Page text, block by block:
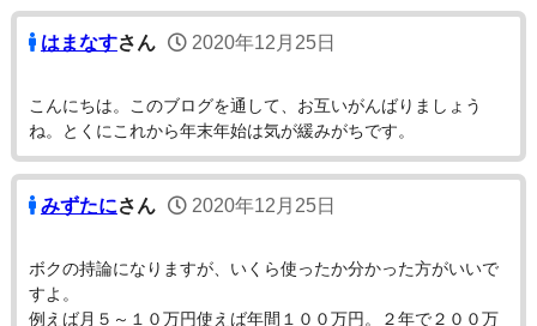
はまなすさん 2020年12月25日
こんにちは。このブログを通して、お互いがんばりましょう
ね。とくにこれから年末年始は気が緩みがちです。
みずたにさん 2020年12月25日
ボクの持論になりますが、いくら使ったか分かった方がいいで
すよ。
例えば月５～１０万円使えば年間１００万円。２年で２００万